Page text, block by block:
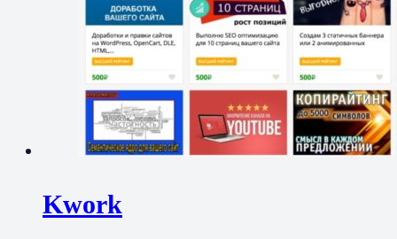
Kwork